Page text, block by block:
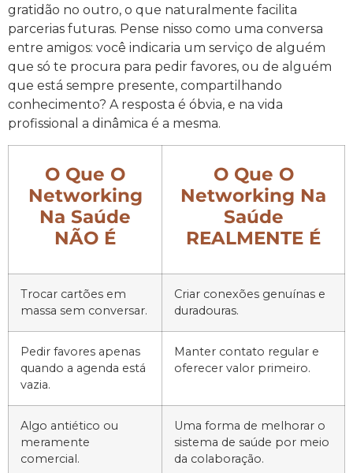
gratidão no outro, o que naturalmente facilita
parcerias futuras. Pense nisso como uma conversa
entre amigos: você indicaria um serviço de alguém
que só te procura para pedir favores, ou de alguém
que está sempre presente, compartilhando
conhecimento? A resposta é óbvia, e na vida
profissional a dinâmica é a mesma.
O Que O
Networking
Na Saúde
NÃO É
O Que O
Networking Na
Saúde
REALMENTE É
Trocar cartões em
massa sem conversar.
Criar conexões genuínas e
duradouras.
Pedir favores apenas
quando a agenda está
vazia.
Manter contato regular e
oferecer valor primeiro.
Algo antiético ou
meramente
comercial.
Uma forma de melhorar o
sistema de saúde por meio
da colaboração.